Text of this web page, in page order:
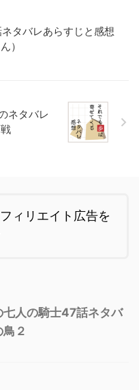
タバレあらすじと感想
）
ネタバレ
ィリエイト広告を
七人の騎士47話ネタバ
２